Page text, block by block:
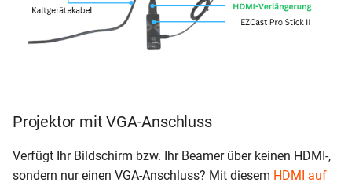
Projektor mit VGA-Anschluss
Verfügt Ihr Bildschirm bzw. Ihr Beamer über keinen HDMI-,
sondern nur einen VGA-Anschluss? Mit diesem HDMI auf